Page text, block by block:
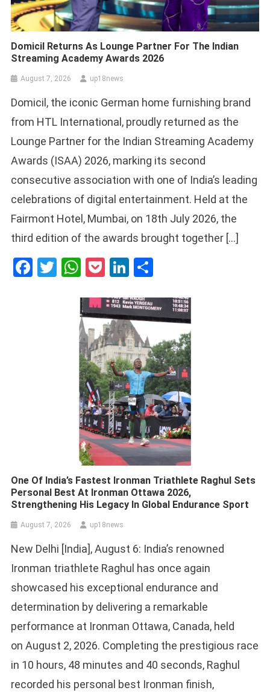
Domicil Returns As Lounge Partner For The Indian
Streaming Academy Awards 2026
August 7, 2026 up18news
Domicil, the iconic German home furnishing brand
from HTL International, proudly returned as the
Lounge Partner for the Indian Streaming Academy
Awards (ISAA) 2026, marking its second
consecutive association with one of India’s leading
celebrations of digital entertainment. Held at the
Fairmont Hotel, Mumbai, on 18th July 2026, the
third edition of the awards brought together […]
Facebook
Twitter
WhatsApp
PocketLinkedIn
One Of India’s Fastest Ironman Triathlete Raghul Sets
Personal Best At Ironman Ottawa 2026,
Strengthening His Legacy In Global Endurance Sport
August 7, 2026 up18news
New Delhi [India], August 6: India’s renowned
Ironman triathlete Raghul has once again
showcased his exceptional endurance and
determination by delivering a remarkable
performance at Ironman Ottawa, Canada, held
on August 2, 2026. Completing the prestigious race
in 10 hours, 48 minutes and 40 seconds, Raghul
recorded his personal best Ironman finish,